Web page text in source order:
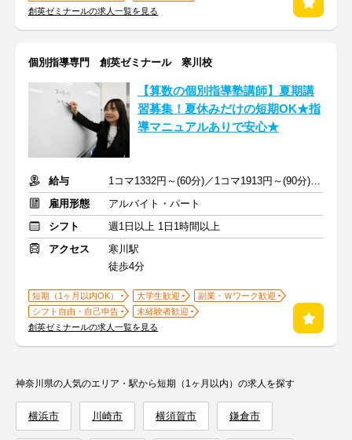
創英ゼミナールの求人一覧を見る
個別指導専門 創英ゼミナール 寒川校
【算数の個別指導塾講師】夏期講
習募集！夏休みだけの短期OK★指
導マニュアルありで安心★
給与
1コマ1332円～(60分)／1コマ1913円～(90分) ※準備報告手当込み
雇用形態
アルバイト・パート
シフト
週1日以上 1日1時間以上
アクセス
寒川駅
徒歩4分
短期（1ヶ月以内OK） 大学生歓迎
副業・Ｗワーク歓迎
シフト自由・自己申告
未経験者歓迎
創英ゼミナールの求人一覧を見る
神奈川県の人気のエリア・駅から短期（1ヶ月以内）の求人を探す
横浜市 川崎市 横須賀市 鎌倉市